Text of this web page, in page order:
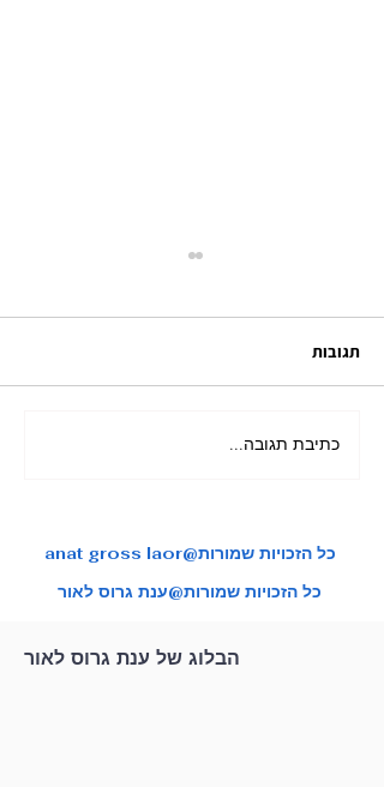
מאורגן ליפן בשלכת בהדרכת
תגובות
כתיבת תגובה...
anat gross laor@כל הזכויות שמורות